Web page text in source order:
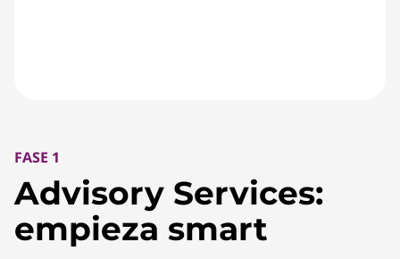
FASE 1
Advisory Services:
empieza smart